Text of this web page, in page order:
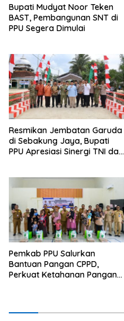
Bupati Mudyat Noor Teken
BAST, Pembangunan SNT di
PPU Segera Dimulai
Resmikan Jembatan Garuda
di Sebakung Jaya, Bupati
PPU Apresiasi Sinergi TNI dan
Pemkab PPU Salurkan
Bantuan Pangan CPPD,
Perkuat Ketahanan Pangan